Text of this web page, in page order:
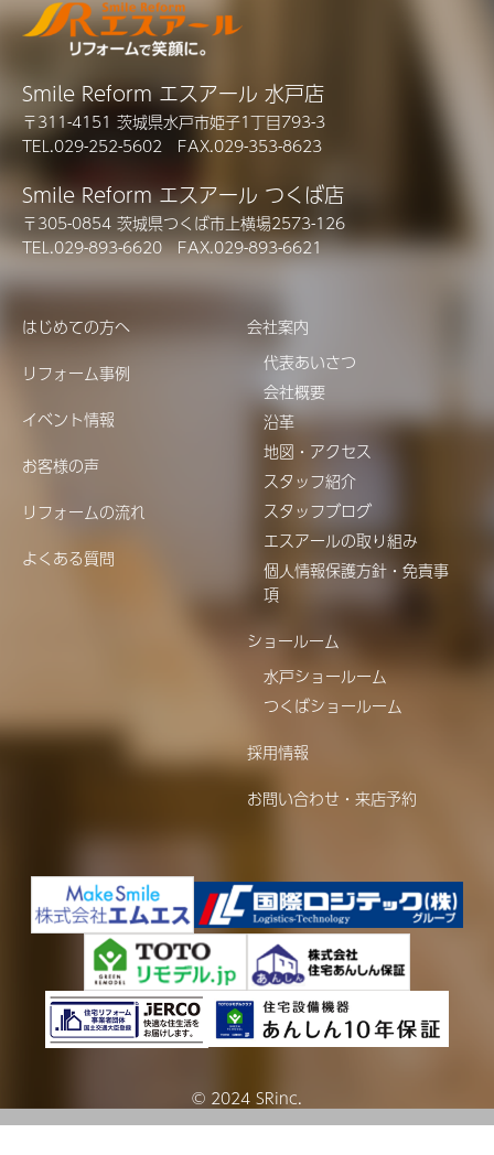
Smile Reform エスアール 水戸店
〒311-4151 茨城県水戸市姫子1丁目793-3
TEL.029-252-5602 FAX.029-353-8623
Smile Reform エスアール つくば店
〒305-0854 茨城県つくば市上横場2573-126
TEL.029-893-6620 FAX.029-893-6621
はじめての方へ
リフォーム事例
イベント情報
お客様の声
リフォームの流れ
よくある質問
会社案内
代表あいさつ
会社概要
沿革
地図・アクセス
スタッフ紹介
スタッフブログ
エスアールの取り組み
個人情報保護方針・免責事
項
ショールーム
水戸ショールーム
つくばショールーム
採用情報
お問い合わせ・来店予約
© 2024 SRinc.